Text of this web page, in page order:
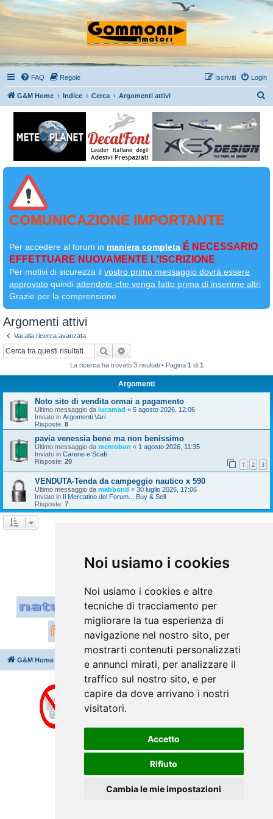
Noi usiamo i cookies
Noi usiamo i cookies e altre
tecniche di tracciamento per
migliorare la tua esperienza di
navigazione nel nostro sito, per
mostrarti contenuti personalizzati
e annunci mirati, per analizzare il
traffico sul nostro sito, e per
capire da dove arrivano i nostri
visitatori.
Accetto
Rifiuto
Cambia le mie impostazioni
FAQ Regole Login
Iscriviti
G&M Home Indice Cerca Argomenti attivi
COMUNICAZIONE IMPORTANTE
Per accedere al forum in maniera completa É NECESSARIO
EFFETTUARE NUOVAMENTE L'ISCRIZIONE
Per motivi di sicurezza il vostro primo messaggio dovrà essere
approvato quindi attendete che venga fatto prima di inserirne altri
Grazie per la comprensione
Argomenti attivi
Vai alla ricerca avanzata
Cerca
La ricerca ha trovato 3 risultati • Pagina 1 di 1
Argomenti
Noto sito di vendita ormai a pagamento
Ultimo messaggio da lucamad « 5 agosto 2026, 12:06
Inviato in Argomenti Vari
Risposte: 8
pavia venessia bene ma non benissimo
Ultimo messaggio da memobon « 1 agosto 2026, 11:35
Inviato in Carene e Scafi
Risposte: 20 1 2 3
VENDUTA-Tenda da campeggio nautico x 590
Ultimo messaggio da mabbond « 30 luglio 2026, 17:06
Inviato in Il Mercatino del Forum....Buy & Sell
Risposte: 7
G&M Home Tutti gli orari sonoUTC+02:00
Cancella cookie
phpBB® Forum Software © phpBB Limited